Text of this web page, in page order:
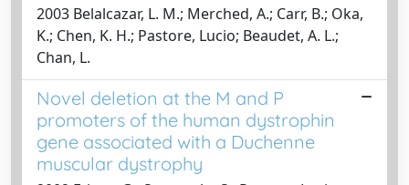
2003 Belalcazar, L. M.; Merched, A.; Carr, B.; Oka,
K.; Chen, K. H.; Pastore, Lucio; Beaudet, A. L.;
Chan, L.
Novel deletion at the M and P
promoters of the human dystrophin
gene associated with a Duchenne
muscular dystrophy